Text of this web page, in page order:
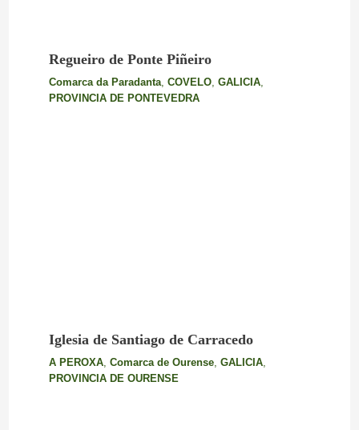
Regueiro de Ponte Piñeiro
Comarca da Paradanta, COVELO, GALICIA,
PROVINCIA DE PONTEVEDRA
Iglesia de Santiago de Carracedo
A PEROXA, Comarca de Ourense, GALICIA,
PROVINCIA DE OURENSE